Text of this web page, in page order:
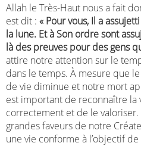
Allah le Très-Haut nous a fait
est dit : « Pour vous, Il a
la lune. Et à Son ordre sont
là des preuves pour des gens
attire notre attention sur le
dans le temps. À mesure que
de vie diminue et notre mort
est important de reconnaître la
correctement et de le valoriser.
grandes faveurs de notre
une vie conforme à l’objectif de